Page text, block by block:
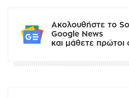
Ακολουθήστε το
Google News
και μάθετε πρώτοι